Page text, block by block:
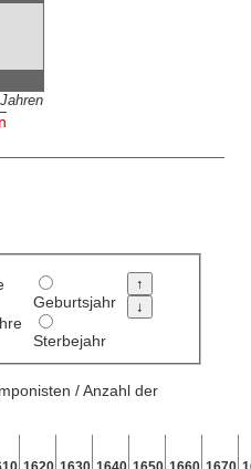
Geburtsjahr
Sterbejahr
/ Anzahl der